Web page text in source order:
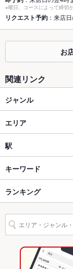
座敷 なし ：
カウンター なし ：
ソファー
テラス席
貸切
夜景がきれ
いなお席
設備
Wi-Fi
バリアフリ
ー
なし ：
くださ
駐車場
なし ：
申し付け
※曜日、コースによって締切
リクエスト予約 ：来店
お
関連リンク
ジャンル
居酒屋
和風
神田・神保町・秋葉
神田・神保町・秋葉
神田駅 × 居酒屋
神田駅 × 和風
エリア
神田
神田 × 居酒屋
神田 × 和風
東京
東京 × 居酒屋
東京 × 和風
駅
神田駅
キーワード
手羽先 からあげ
焼きそば つくね
ランキング
東京のグルメランキ
東京の居酒屋ランキ
神田・神保町・秋